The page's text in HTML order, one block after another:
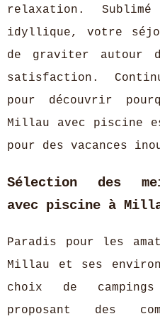
relaxation.
idyllique, votre
de graviter autour
satisfaction.
pour découvrir
Millau avec piscine
pour des vacances
Sélection des
avec piscine à
Paradis pour les
Millau et ses
choix de
proposant des